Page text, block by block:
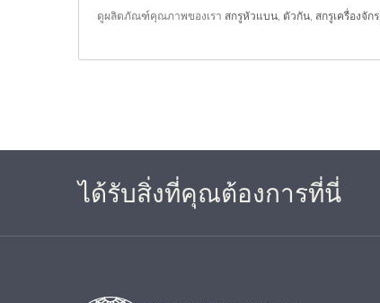
ดูผลิตภัณฑ์คุณภาพของเรา สกรูหัวแบน ตัวกัน สกรูเครื่องจักร
ได้รับสิ่งที่คุณต้องการที่นี่